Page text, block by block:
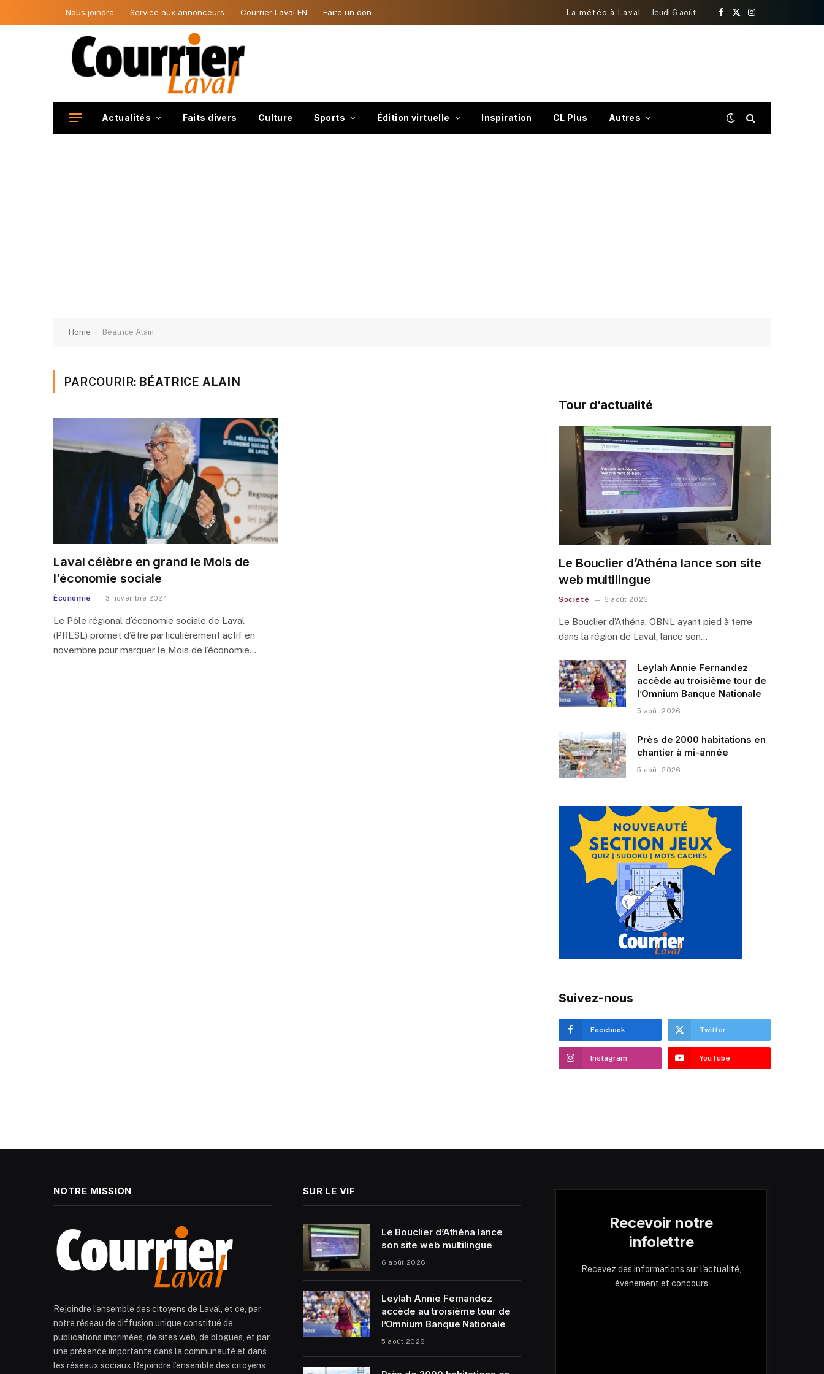
Nous joindre Service aux annonceurs Courrier Laval EN Faire un don La météo à Laval Jeudi 6 août
Facebook
X
Instagram
Actualités Faits divers Culture Sports Édition virtuelle Inspiration CL Plus Autres
Home - Béatrice Alain
PARCOURIR: BÉATRICE ALAIN
Laval célèbre en grand le Mois de
l’économie sociale
Économie 3 novembre 2024
Le Pôle régional d’économie sociale de Laval
(PRESL) promet d’être particulièrement actif en
novembre pour marquer le Mois de l’économie…
Tour d’actualité
Le Bouclier d’Athéna lance son site
web multilingue
Société 6 août 2026
Le Bouclier d’Athéna, OBNL ayant pied à terre
dans la région de Laval, lance son…
Leylah Annie Fernandez
accède au troisième tour de
l’Omnium Banque Nationale
5 août 2026
Près de 2000 habitations en
chantier à mi-année
5 août 2026
Suivez-nous
Facebook Twitter
Instagram YouTube
NOTRE MISSION
Rejoindre l’ensemble des citoyens de Laval, et ce, par
notre réseau de diffusion unique constitué de
publications imprimées, de sites web, de blogues, et par
une présence importante dans la communauté et dans
les réseaux sociaux.Rejoindre l’ensemble des citoyens
SUR LE VIF
Le Bouclier d’Athéna lance
son site web multilingue
6 août 2026
Leylah Annie Fernandez
accède au troisième tour de
l’Omnium Banque Nationale
5 août 2026
Recevoir notre
infolettre
Recevez des informations sur l'actualité,
événement et concours